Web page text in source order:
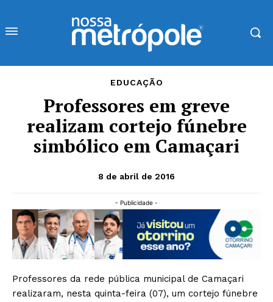
EDUCAÇÃO
Professores em greve
realizam cortejo fúnebre
simbólico em Camaçari
8 de abril de 2016
- Publicidade -
Professores da rede pública municipal de Camaçari
realizaram, nesta quinta-feira (07), um cortejo fúnebre